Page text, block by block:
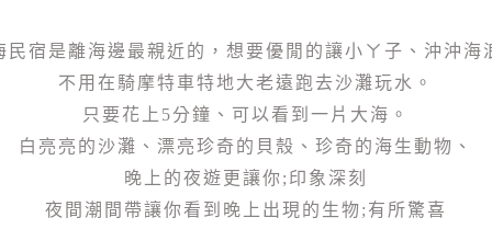
民宿是離海邊最親近的，想要優閒的讓小ㄚ子、沖沖海
不用在騎摩特車特地大老遠跑去沙灘玩水。
只要花上5分鐘、可以看到一片大海。
白亮亮的沙灘、漂亮珍奇的貝殼、珍奇的海生動物、
晚上的夜遊更讓你;印象深刻
夜間潮間帶讓你看到晚上出現的生物;有所驚喜